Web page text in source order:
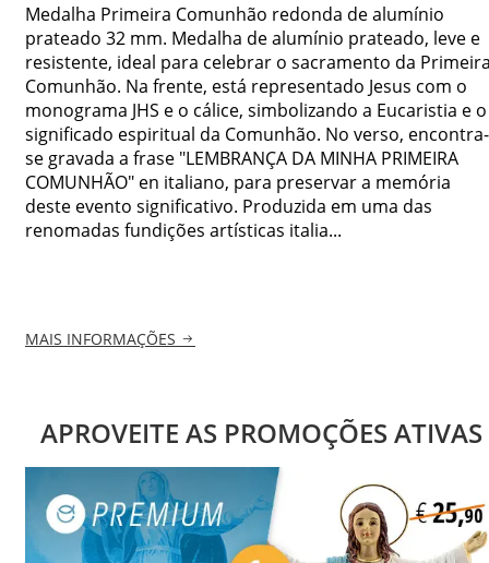
Medalha Primeira Comunhão redonda de alumínio
prateado 32 mm. Medalha de alumínio prateado, leve e
resistente, ideal para celebrar o sacramento da
Comunhão. Na frente, está representado Jesus com o
monograma JHS e o cálice, simbolizando a Eucaristia e o
significado espiritual da Comunhão. No verso, encontra-
se gravada a frase "LEMBRANÇA DA MINHA PRIMEIRA
COMUNHÃO" en italiano, para preservar a memória
deste evento significativo. Produzida em uma das
renomadas fundições artísticas italia...
MAIS INFORMAÇÕES
APROVEITE AS PROMOÇÕES ATIVAS